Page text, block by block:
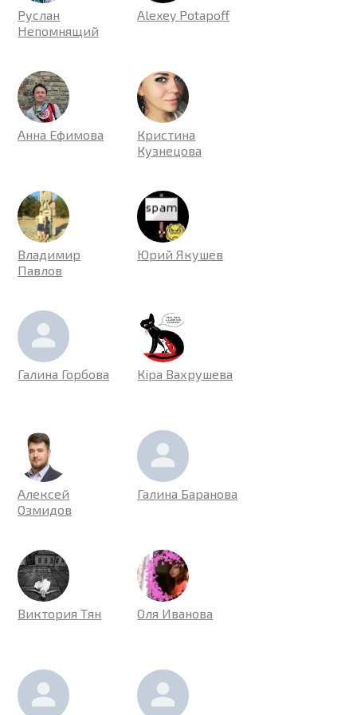
Руслан
Непомнящий
Alexey Potapoff
Анна Ефимова
Кристина
Кузнецова
Владимир
Павлов
Юрий Якушев
Галина Горбова Кіра Вахрушева
Алексей
Озмидов
Галина Баранова
Виктория Тян Оля Иванова